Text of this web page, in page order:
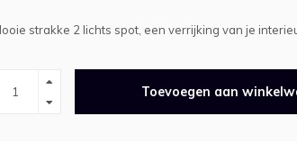
strakke 2 lichts spot, een verrijking van je
Toevoegen aan